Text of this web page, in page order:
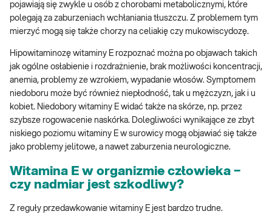
pojawiają się zwykle u osób z chorobami metabolicznymi, które
polegają za zaburzeniach wchłaniania tłuszczu. Z problemem tym
mierzyć mogą się także chorzy na celiakię czy mukowiscydozę.
Hipowitaminozę witaminy E rozpoznać można po objawach takich
jak ogólne osłabienie i rozdrażnienie, brak możliwości koncentracji,
anemia, problemy ze wzrokiem, wypadanie włosów. Symptomem
niedoboru może być również niepłodność, tak u mężczyzn, jak i u
kobiet. Niedobory witaminy E widać także na skórze, np. przez
szybsze rogowacenie naskórka. Dolegliwości wynikające ze zbyt
niskiego poziomu witaminy E w surowicy mogą objawiać się także
jako problemy jelitowe, a nawet zaburzenia neurologiczne.
Witamina E w organizmie człowieka −
czy nadmiar jest szkodliwy?
Z reguły przedawkowanie witaminy E jest bardzo trudne.